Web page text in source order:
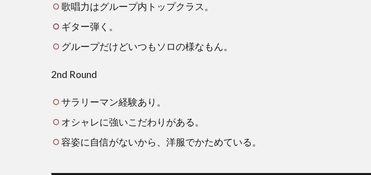
レエ
ン斎
藤さ
んな
検証
し
た。
3.1
アイ
歌唱力はグループ内トップクラス。
ギター弾く。
グループだけどいつもソロの様なもん。
2nd Round
サラリーマン経験あり。
オシャレに強いこだわりがある。
容姿に自信がないから、洋服でかためている。